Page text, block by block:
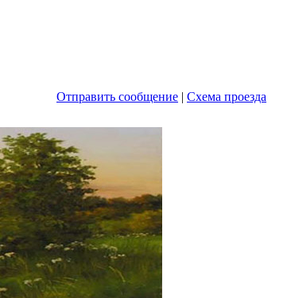
Отправить сообщение | Схема проезда